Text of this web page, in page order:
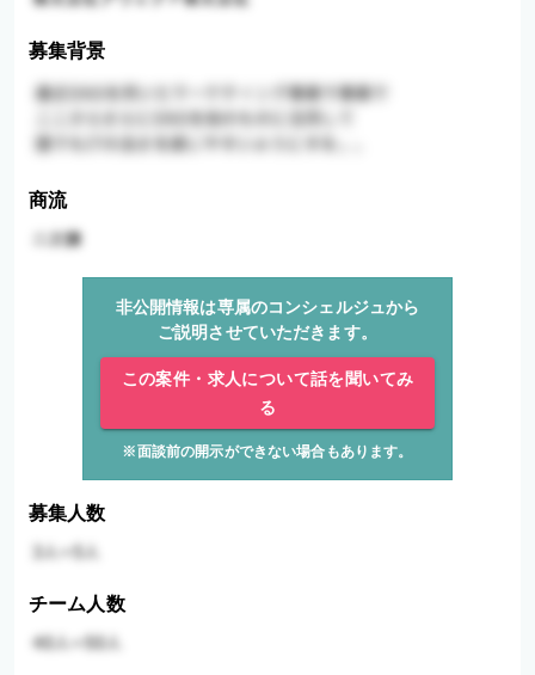
募集背景
商流
非公開情報は専属のコンシェルジュから
ご説明させていただきます。
この案件・求人について話を聞いてみ
る
※面談前の開示ができない場合もあります。
募集人数
チーム人数